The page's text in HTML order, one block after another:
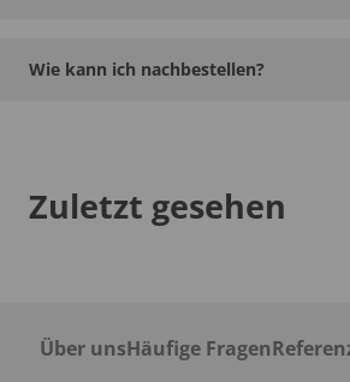
Wie kann ich nachbestellen?
Zuletzt gesehen
Über unsHäufige Fragen